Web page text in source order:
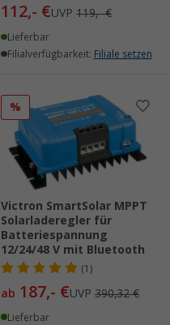
112,- €UVP 119,- €
Lieferbar
Filialverfügbarkeit: Filiale setzen
%
Victron SmartSolar MPPT
Solarladeregler für
Batteriespannung
12/24/48 V mit Bluetooth
(1)
ab 187,- €UVP 390,32 €
Lieferbar